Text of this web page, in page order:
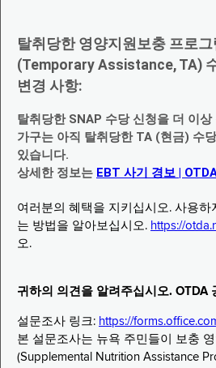
탈취당한 영양지원보충 프로그
(Temporary Assistance, TA)
변경 사항:
탈취당한 SNAP 수당 신청을 더 이
가구는 아직 탈취당한 TA (현금) 수
있습니다.
상세한 정보는 EBT 사기 경보 |
여러분의 혜택을 지키십시오. 사용하
는 방법을 알아보십시오. https://
오.
귀하의 의견을 알려주십시오. OTDA
설문조사 링크: https://
본 설문조사는 뉴욕 주민들이 보충
(Supplemental Nutrition Assistance